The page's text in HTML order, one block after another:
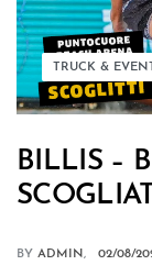
TRUCK &
BILLIS –
BY ADMIN 02/08/